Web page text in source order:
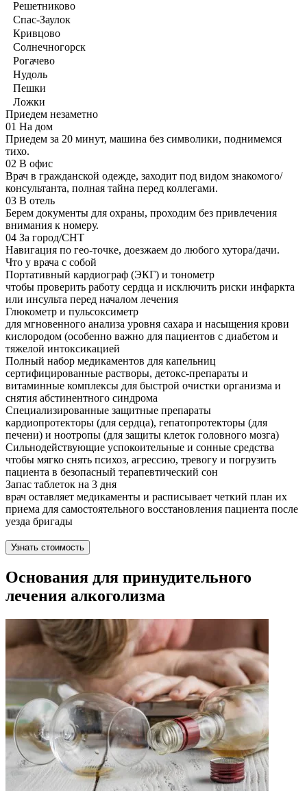
Решетниково
Спас-Заулок
Кривцово
Солнечногорск
Рогачево
Нудоль
Пешки
Ложки
Приедем незаметно
01 На дом
Приедем за 20 минут, машина без символики, поднимемся
тихо.
02 В офис
Врач в гражданской одежде, заходит под видом знакомого/
консультанта, полная тайна перед коллегами.
03 В отель
Берем документы для охраны, проходим без привлечения
внимания к номеру.
04 За город/СНТ
Навигация по гео-точке, доезжаем до любого хутора/дачи.
Что у врача с собой
Портативный кардиограф (ЭКГ) и тонометр
чтобы проверить работу сердца и исключить риски инфаркта
или инсульта перед началом лечения
Глюкометр и пульсоксиметр
для мгновенного анализа уровня сахара и насыщения крови
кислородом (особенно важно для пациентов с диабетом и
тяжелой интоксикацией
Полный набор медикаментов для капельниц
сертифицированные растворы, детокс-препараты и
витаминные комплексы для быстрой очистки организма и
снятия абстинентного синдрома
Специализированные защитные препараты
кардиопротекторы (для сердца), гепатопротекторы (для
печени) и ноотропы (для защиты клеток головного мозга)
Сильнодействующие успокоительные и сонные средства
чтобы мягко снять психоз, агрессию, тревогу и погрузить
пациента в безопасный терапевтический сон
Запас таблеток на 3 дня
врач оставляет медикаменты и расписывает четкий план их
приема для самостоятельного восстановления пациента после
уезда бригады
Узнать стоимость
Основания для принудительного
лечения алкоголизма